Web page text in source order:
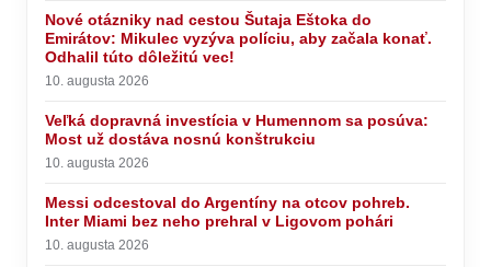
Nové otázniky nad cestou Šutaja Eštoka do
Emirátov: Mikulec vyzýva políciu, aby začala konať.
Odhalil túto dôležitú vec!
10. augusta 2026
Veľká dopravná investícia v Humennom sa posúva:
Most už dostáva nosnú konštrukciu
10. augusta 2026
Messi odcestoval do Argentíny na otcov pohreb.
Inter Miami bez neho prehral v Ligovom pohári
10. augusta 2026